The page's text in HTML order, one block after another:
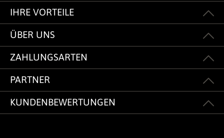
IHRE VORTEILE
ÜBER UNS
ZAHLUNGSARTEN
PARTNER
KUNDENBEWERTUNGEN